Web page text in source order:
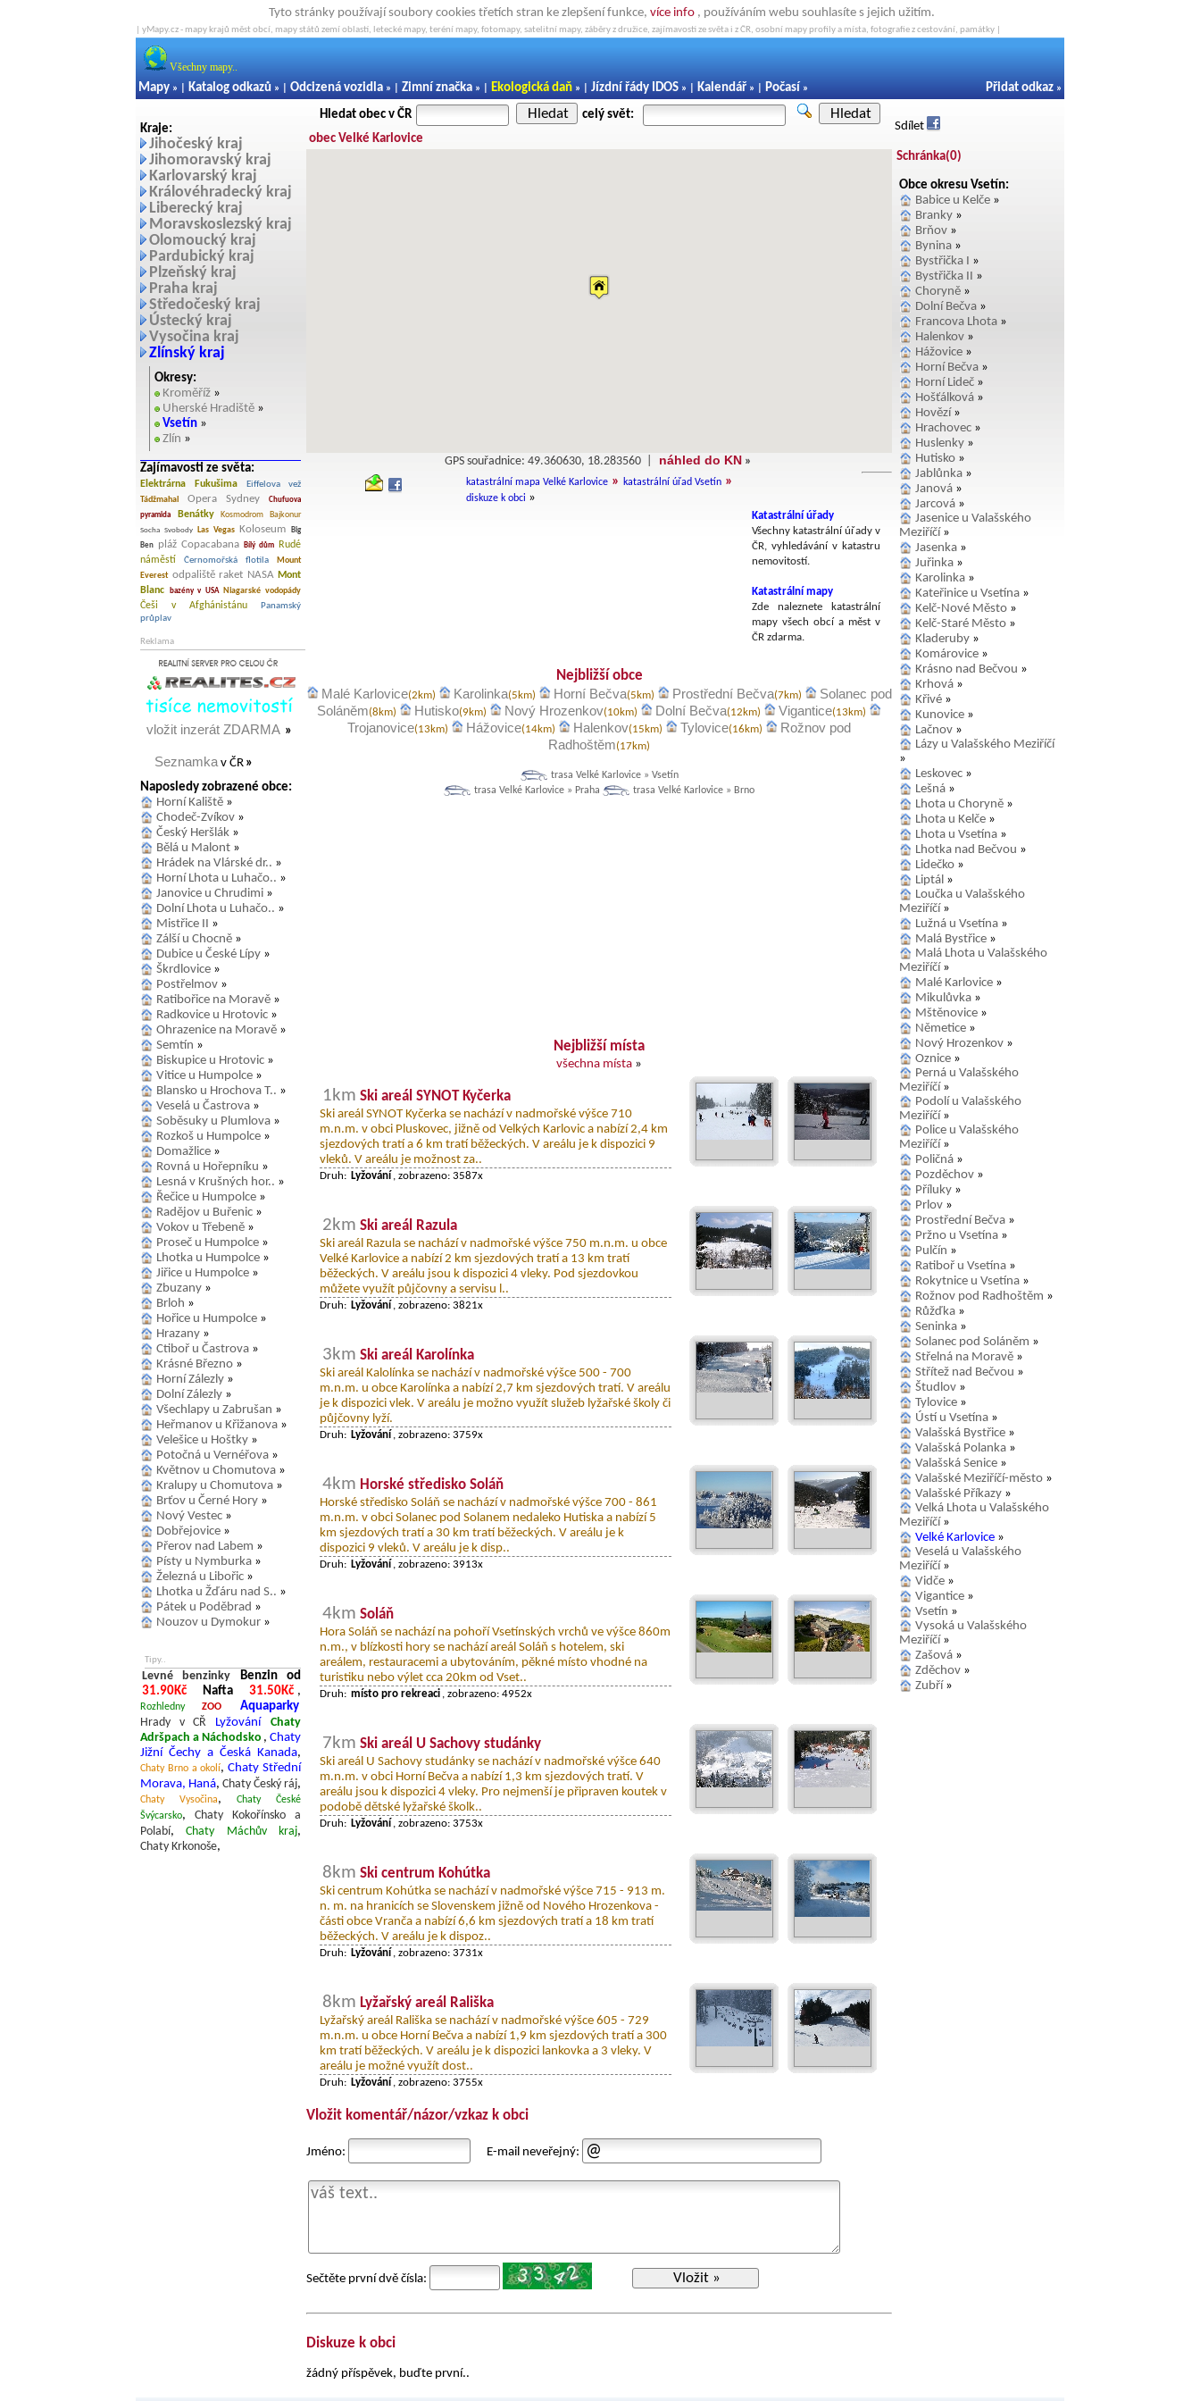
Tyto stránky používají soubory cookies třetích stran ke zlepšení funkce, více info , používáním webu souhlasíte s jejich užitím.
| yMapy.cz - mapy krajů měst obcí, mapy států zemí oblastí, letecké mapy, teréní mapy, fotomapy, satelitní mapy, záběry z družice, zajímavosti ze světa i z ČR, osobní mapy profily a místa, fotografie z cestování, památky |
Všechny mapy..
Mapy » | Katalog odkazů » | Odcizená vozidla » | Zimní značka » | Ekologická daň » | Jízdní řády IDOS » | Kalendář » | Počasí » Přidat odkaz »
Kraje:
Jihočeský kraj
Jihomoravský kraj
Karlovarský kraj
Královéhradecký kraj
Liberecký kraj
Moravskoslezský kraj
Olomoucký kraj
Pardubický kraj
Plzeňský kraj
Praha kraj
Středočeský kraj
Ústecký kraj
Vysočina kraj
Zlínský kraj
Okresy:
Kroměříž »
Uherské Hradiště »
Vsetín »
Zlín »
Zajímavosti ze světa:
Elektrárna Fukušima
Eiffelova vež
Tádžmahal
Opera Sydney
Chufuova
pyramida
Benátky Kosmodrom Bajkonur
Socha Svobody Las Vegas Koloseum
Big
Ben
pláž Copacabana Bílý dům
Rudé
náměstí
Černomořská flotila
Mount
Everest odpaliště raket NASA Mont
Blanc
bazény v USA Niagarské vodopády
Češi v Afghánistánu
Panamský
průplav
Reklama
vložit inzerát ZDARMA »
Seznamkav ČR »
Naposledy zobrazené obce:
Horní Kaliště »
Chodeč-Zvíkov »
Český Heršlák »
Bělá u Malont »
Hrádek na Vlárské dr.. »
Horní Lhota u Luhačo.. »
Janovice u Chrudimi »
Dolní Lhota u Luhačo.. »
Mistřice II »
Zálší u Chocně »
Dubice u České Lípy »
Škrdlovice »
Postřelmov »
Ratibořice na Moravě »
Radkovice u Hrotovic »
Ohrazenice na Moravě »
Semtín »
Biskupice u Hrotovic »
Vitice u Humpolce »
Blansko u Hrochova T.. »
Veselá u Častrova »
Soběsuky u Plumlova »
Rozkoš u Humpolce »
Domažlice »
Rovná u Hořepníku »
Lesná v Krušných hor.. »
Řečice u Humpolce »
Radějov u Buřenic »
Vokov u Třebeně »
Proseč u Humpolce »
Lhotka u Humpolce »
Jiřice u Humpolce »
Zbuzany »
Brloh »
Hořice u Humpolce »
Hrazany »
Ctiboř u Častrova »
Krásné Březno »
Horní Zálezly »
Dolní Zálezly »
Všechlapy u Zabrušan »
Heřmanov u Křižanova »
Velešice u Hoštky »
Potočná u Vernéřova »
Květnov u Chomutova »
Kralupy u Chomutova »
Brťov u Černé Hory »
Nový Vestec »
Dobřejovice »
Přerov nad Labem »
Písty u Nymburka »
Železná u Libořic »
Lhotka u Žďáru nad S.. »
Pátek u Poděbrad »
Nouzov u Dymokur »
Tipy..
Levné benzinky Benzin od
31.90Kč
Nafta 31.50Kč ,
Rozhledny ZOO
Aquaparky
Hrady v CŘ
Lyžování
Chaty
Adršpach a Náchodsko , Chaty
Jižní Čechy a Česká Kanada,
Chaty Brno a okolí,Chaty Střední
Morava, Haná, Chaty Český ráj,
Chaty Vysočina,
Chaty České
Švýcarsko, Chaty Kokořínsko a
Polabí,Chaty Máchův kraj,
Chaty Krkonoše,
Hledat obec v ČR Hledat celý svět: Hledat
obec Velké Karlovice
GPS souřadnice: 49.360630, 18.283560 | náhled do KN »
katastrální mapa Velké Karlovice » katastrální úřad Vsetín »
diskuze k obci »
Katastrální úřady
Všechny katastrální úřady v
ČR, vyhledávání v katastru
nemovitostí.
Katastrální mapy
Zde naleznete katastrální
mapy všech obcí a měst v
ČR zdarma.
Nejbližší obce
Malé Karlovice(2km) Karolinka(5km) Horní Bečva(5km) Prostřední Bečva(7km)
Solanec pod
Soláněm(8km) Hutisko(9km) Nový Hrozenkov(10km) Dolní Bečva(12km) Vigantice(13km)
Trojanovice(13km) Hážovice(14km) Halenkov(15km) Tylovice(16km)
Rožnov pod
Radhoštěm(17km)
trasa Velké Karlovice » Vsetín
trasa Velké Karlovice » Praha
trasa Velké Karlovice » Brno
Nejbližší místa
všechna místa »
1km Ski areál SYNOT Kyčerka
Ski areál SYNOT Kyčerka se nachází v nadmořské výšce 710
m.n.m. v obci Pluskovec, jižně od Velkých Karlovic a nabízí 2,4 km
sjezdových tratí a 6 km tratí běžeckých. V areálu je k dispozici 9
vleků. V areálu je možnost za..
Druh: Lyžování , zobrazeno: 3587x
2km Ski areál Razula
Ski areál Razula se nachází v nadmořské výšce 750 m.n.m. u obce
Velké Karlovice a nabízí 2 km sjezdových tratí a 13 km tratí
běžeckých. V areálu jsou k dispozici 4 vleky. Pod sjezdovkou
můžete využít půjčovny a servisu l..
Druh: Lyžování , zobrazeno: 3821x
3km Ski areál Karolínka
Ski areál Kalolínka se nachází v nadmořské výšce 500 - 700
m.n.m. u obce Karolínka a nabízí 2,7 km sjezdových tratí. V areálu
je k dispozici vlek. V areálu je možno využít služeb lyžařské školy či
půjčovny lyží.
Druh: Lyžování , zobrazeno: 3759x
4km Horské středisko Soláň
Horské středisko Soláň se nachází v nadmořské výšce 700 - 861
m.n.m. v obci Solanec pod Solanem nedaleko Hutiska a nabízí 5
km sjezdových tratí a 30 km tratí běžeckých. V areálu je k
dispozici 9 vleků. V areálu je k disp..
Druh: Lyžování , zobrazeno: 3913x
4km Soláň
Hora Soláň se nachází na pohoří Vsetínských vrchů ve výšce 860m
n.m., v blízkosti hory se nachází areál Soláň s hotelem, ski
areálem, restauracemi a ubytováním, pěkné místo vhodné na
turistiku nebo výlet cca 20km od Vset..
Druh: místo pro rekreaci , zobrazeno: 4952x
7km Ski areál U Sachovy studánky
Ski areál U Sachovy studánky se nachází v nadmořské výšce 640
m.n.m. v obci Horní Bečva a nabízí 1,3 km sjezdových tratí. V
areálu jsou k dispozici 4 vleky. Pro nejmenší je připraven koutek v
podobě dětské lyžařské školk..
Druh: Lyžování , zobrazeno: 3753x
8km Ski centrum Kohútka
Ski centrum Kohútka se nachází v nadmořské výšce 715 - 913 m.
n. m. na hranicích se Slovenskem jižně od Nového Hrozenkova -
části obce Vranča a nabízí 6,6 km sjezdových tratí a 18 km tratí
běžeckých. V areálu je k dispoz..
Druh: Lyžování , zobrazeno: 3731x
8km Lyžařský areál Rališka
Lyžařský areál Rališka se nachází v nadmořské výšce 605 - 729
m.n.m. u obce Horní Bečva a nabízí 1,9 km sjezdových tratí a 300
km tratí běžeckých. V areálu je k dispozici lankovka a 3 vleky. V
areálu je možné využít dost..
Druh: Lyžování , zobrazeno: 3755x
Vložit komentář/názor/vzkaz k obci
Jméno: E-mail neveřejný:
Sečtěte první dvě čísla: Vložit »
Diskuze k obci
žádný příspěvek, buďte první..
Sdílet
Schránka(0)
Obce okresu Vsetín:
Babice u Kelče »
Branky »
Brňov »
Bynina »
Bystřička I »
Bystřička II »
Choryně »
Dolní Bečva »
Francova Lhota »
Halenkov »
Hážovice »
Horní Bečva »
Horní Lideč »
Hošťálková »
Hovězí »
Hrachovec »
Huslenky »
Hutisko »
Jablůnka »
Janová »
Jarcová »
Jasenice u Valašského
Meziříčí »
Jasenka »
Juřinka »
Karolinka »
Kateřinice u Vsetína »
Kelč-Nové Město »
Kelč-Staré Město »
Kladeruby »
Komárovice »
Krásno nad Bečvou »
Krhová »
Křivé »
Kunovice »
Lačnov »
Lázy u Valašského Meziříčí
»
Leskovec »
Lešná »
Lhota u Choryně »
Lhota u Kelče »
Lhota u Vsetína »
Lhotka nad Bečvou »
Lidečko »
Liptál »
Loučka u Valašského
Meziříčí »
Lužná u Vsetína »
Malá Bystřice »
Malá Lhota u Valašského
Meziříčí »
Malé Karlovice »
Mikulůvka »
Mštěnovice »
Němetice »
Nový Hrozenkov »
Oznice »
Perná u Valašského
Meziříčí »
Podolí u Valašského
Meziříčí »
Police u Valašského
Meziříčí »
Poličná »
Pozděchov »
Příluky »
Prlov »
Prostřední Bečva »
Pržno u Vsetína »
Pulčín »
Ratiboř u Vsetína »
Rokytnice u Vsetína »
Rožnov pod Radhoštěm »
Růžďka »
Seninka »
Solanec pod Soláněm »
Střelná na Moravě »
Střítež nad Bečvou »
Študlov »
Tylovice »
Ústí u Vsetína »
Valašská Bystřice »
Valašská Polanka »
Valašská Senice »
Valašské Meziříčí-město »
Valašské Příkazy »
Velká Lhota u Valašského
Meziříčí »
Velké Karlovice »
Veselá u Valašského
Meziříčí »
Vidče »
Vigantice »
Vsetín »
Vysoká u Valašského
Meziříčí »
Zašová »
Zděchov »
Zubří »